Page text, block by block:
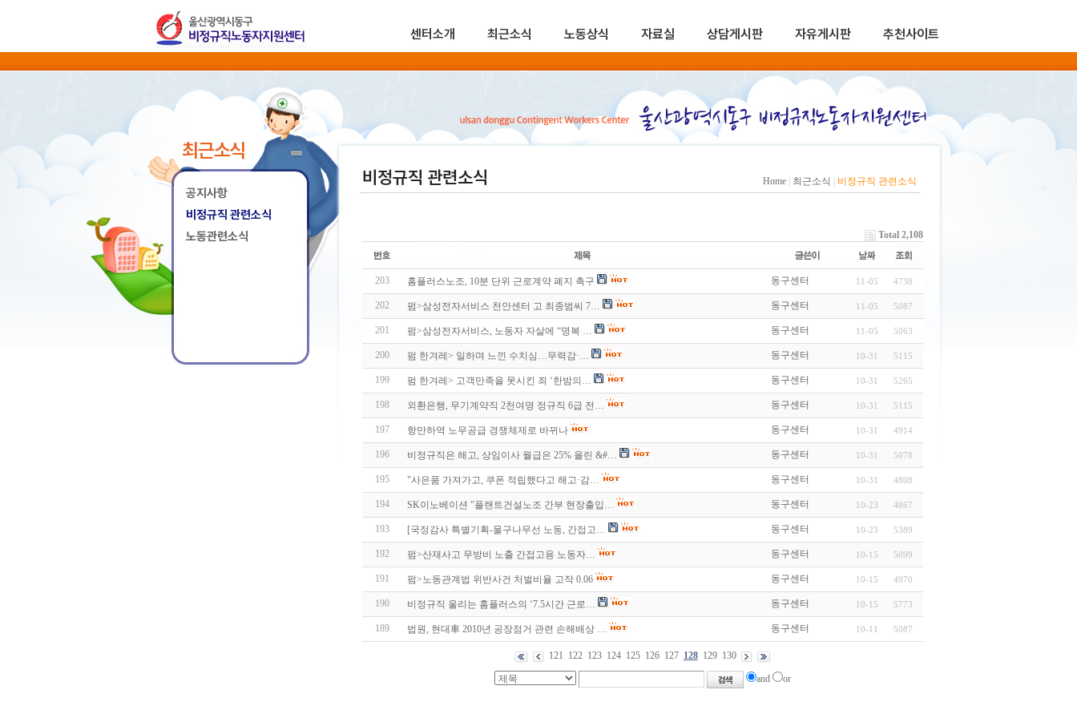
센터소개 최근소식 노동상식 자료실 상담게시판 자유게시판 추천사이트
최근소식
공지사항
비정규직 관련소식
노동관련소식
비정규직 관련소식 Home 최근소식 비정규직 관련소식
Total 2,108
203 홈플러스노조, 10분 단위 근로계약 폐지 촉구 동구센터 11-05 4738
202 펌>삼성전자서비스 천안센터 고 최종범씨 7… 동구센터 11-05 5087
201 펌>삼성전자서비스, 노동자 자살에 “명복 … 동구센터 11-05 5063
200 펌 한겨레> 일하며 느낀 수치심…무력감·… 동구센터 10-31 5115
199 펌 한겨레> 고객만족을 못시킨 죄 ‘한밤의… 동구센터 10-31 5265
198 외환은행, 무기계약직 2천여명 정규직 6급 전… 동구센터 10-31 5115
197 항만하역 노무공급 경쟁체제로 바뀌나 동구센터 10-31 4914
196 비정규직은 해고, 상임이사 월급은 25% 올린 &#… 동구센터 10-31 5078
195 "사은품 가져가고, 쿠폰 적립했다고 해고·감… 동구센터 10-31 4808
194 SK이노베이션 "플랜트건설노조 간부 현장출입… 동구센터 10-23 4867
193 [국정감사 특별기획-물구나무선 노동, 간접고… 동구센터 10-23 5389
192 펌>산재사고 무방비 노출 간접고용 노동자… 동구센터 10-15 5099
191 펌>노동관계법 위반사건 처벌비율 고작 0.06 동구센터 10-15 4970
190 비정규직 울리는 홈플러스의 ‘7.5시간 근로… 동구센터 10-15 5773
189 법원, 현대車 2010년 공장점거 관련 손해배상 … 동구센터 10-11 5087
121 122 123 124 125 126 127 128 129 130
and or